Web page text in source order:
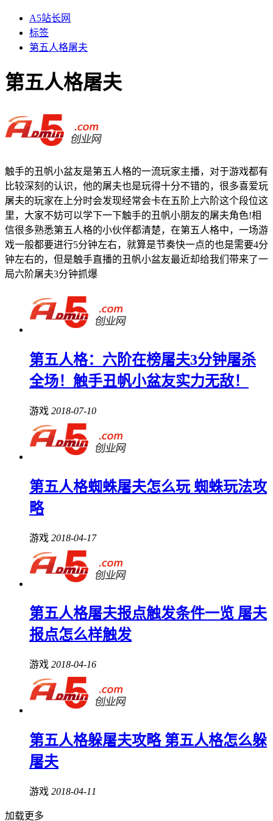
A5站长网
标签
第五人格屠夫
第五人格屠夫
触手的丑帆小盆友是第五人格的一流玩家主播，对于游戏都有
比较深刻的认识，他的屠夫也是玩得十分不错的，很多喜爱玩
屠夫的玩家在上分时会发现经常会卡在五阶上六阶这个段位这
里，大家不妨可以学下一下触手的丑帆小朋友的屠夫角色!相
信很多熟悉第五人格的小伙伴都清楚，在第五人格中，一场游
戏一般都要进行5分钟左右，就算是节奏快一点的也是需要4分
钟左右的，但是触手直播的丑帆小盆友最近却给我们带来了一
局六阶屠夫3分钟抓爆
第五人格：六阶在榜屠夫3分钟屠杀
全场！触手丑帆小盆友实力无敌！
游戏 2018-07-10
第五人格蜘蛛屠夫怎么玩 蜘蛛玩法攻
略
游戏 2018-04-17
第五人格屠夫报点触发条件一览 屠夫
报点怎么样触发
游戏 2018-04-16
第五人格躲屠夫攻略 第五人格怎么躲
屠夫
游戏 2018-04-11
加载更多